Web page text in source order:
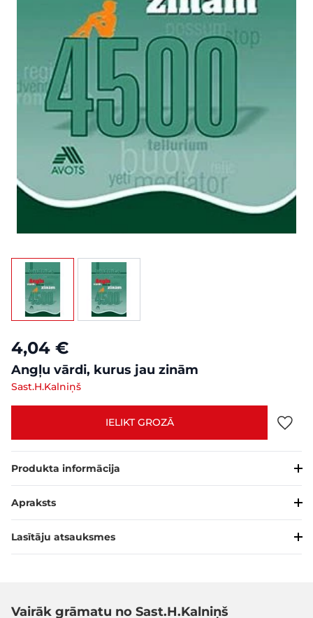
View larger imageView larger image
4,04 €
Angļu vārdi, kurus jau zinām
Sast.H.Kalniņš
IELIKT GROZĀ
Produkta informācija
Apraksts
Lasītāju atsauksmes
Vairāk grāmatu no Sast.H.Kalniņš